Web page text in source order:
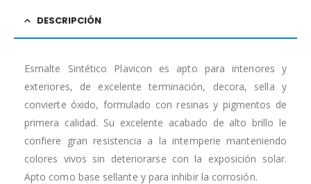
DESCRIPCIÓN
Esmalte Sintético Plavicon es apto para interiores y
exteriores, de excelente terminación, decora, sella y
convierte óxido, formulado con resinas y pigmentos de
primera calidad. Su excelente acabado de alto brillo le
confiere gran resistencia a la intemperie manteniendo
colores vivos sin deteriorarse con la exposición solar.
Apto como base sellante y para inhibir la corrosión.